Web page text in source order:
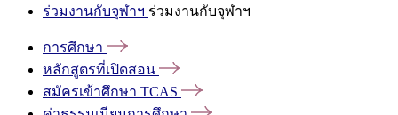
ร่วมงานกับจุฬาฯ ร่วมงานกับจุฬาฯ
การศึกษา
หลักสูตรที่เปิดสอน
สมัครเข้าศึกษา TCAS